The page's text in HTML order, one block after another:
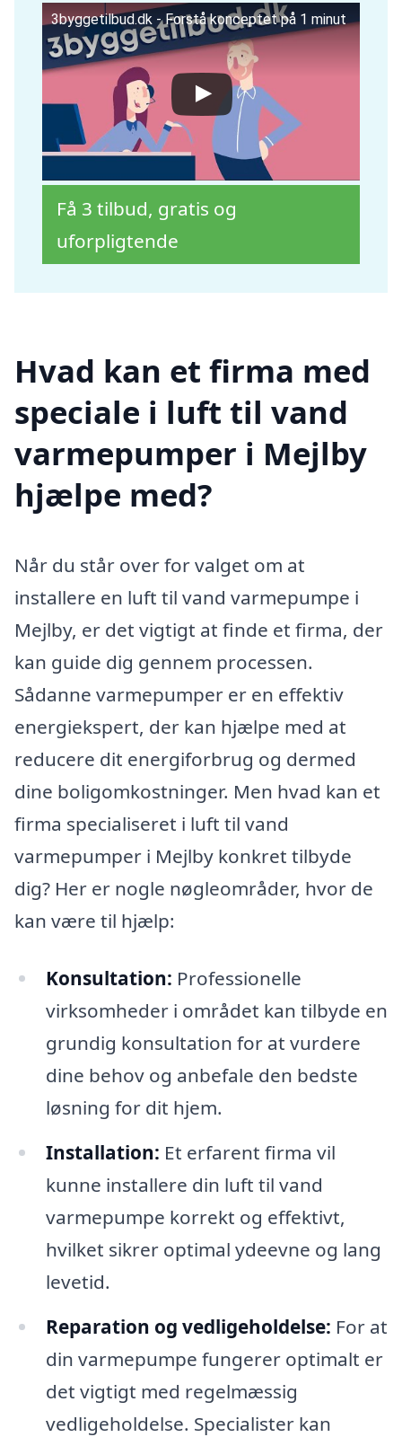
3byggetilbud.dk - Forstå konceptet på 1 minut
Få 3 tilbud, gratis og
uforpligtende
Hvad kan et firma med
speciale i luft til vand
varmepumper i Mejlby
hjælpe med?
Når du står over for valget om at
installere en luft til vand varmepumpe i
Mejlby, er det vigtigt at finde et firma, der
kan guide dig gennem processen.
Sådanne varmepumper er en effektiv
energiekspert, der kan hjælpe med at
reducere dit energiforbrug og dermed
dine boligomkostninger. Men hvad kan et
firma specialiseret i luft til vand
varmepumper i Mejlby konkret tilbyde
dig? Her er nogle nøgleområder, hvor de
kan være til hjælp:
Konsultation: Professionelle
virksomheder i området kan tilbyde en
grundig konsultation for at vurdere
dine behov og anbefale den bedste
løsning for dit hjem.
Installation: Et erfarent firma vil
kunne installere din luft til vand
varmepumpe korrekt og effektivt,
hvilket sikrer optimal ydeevne og lang
levetid.
Reparation og vedligeholdelse: For at
din varmepumpe fungerer optimalt er
det vigtigt med regelmæssig
vedligeholdelse. Specialister kan